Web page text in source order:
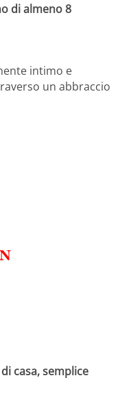
di almeno 8
intimo e
un abbraccio
casa, semplice